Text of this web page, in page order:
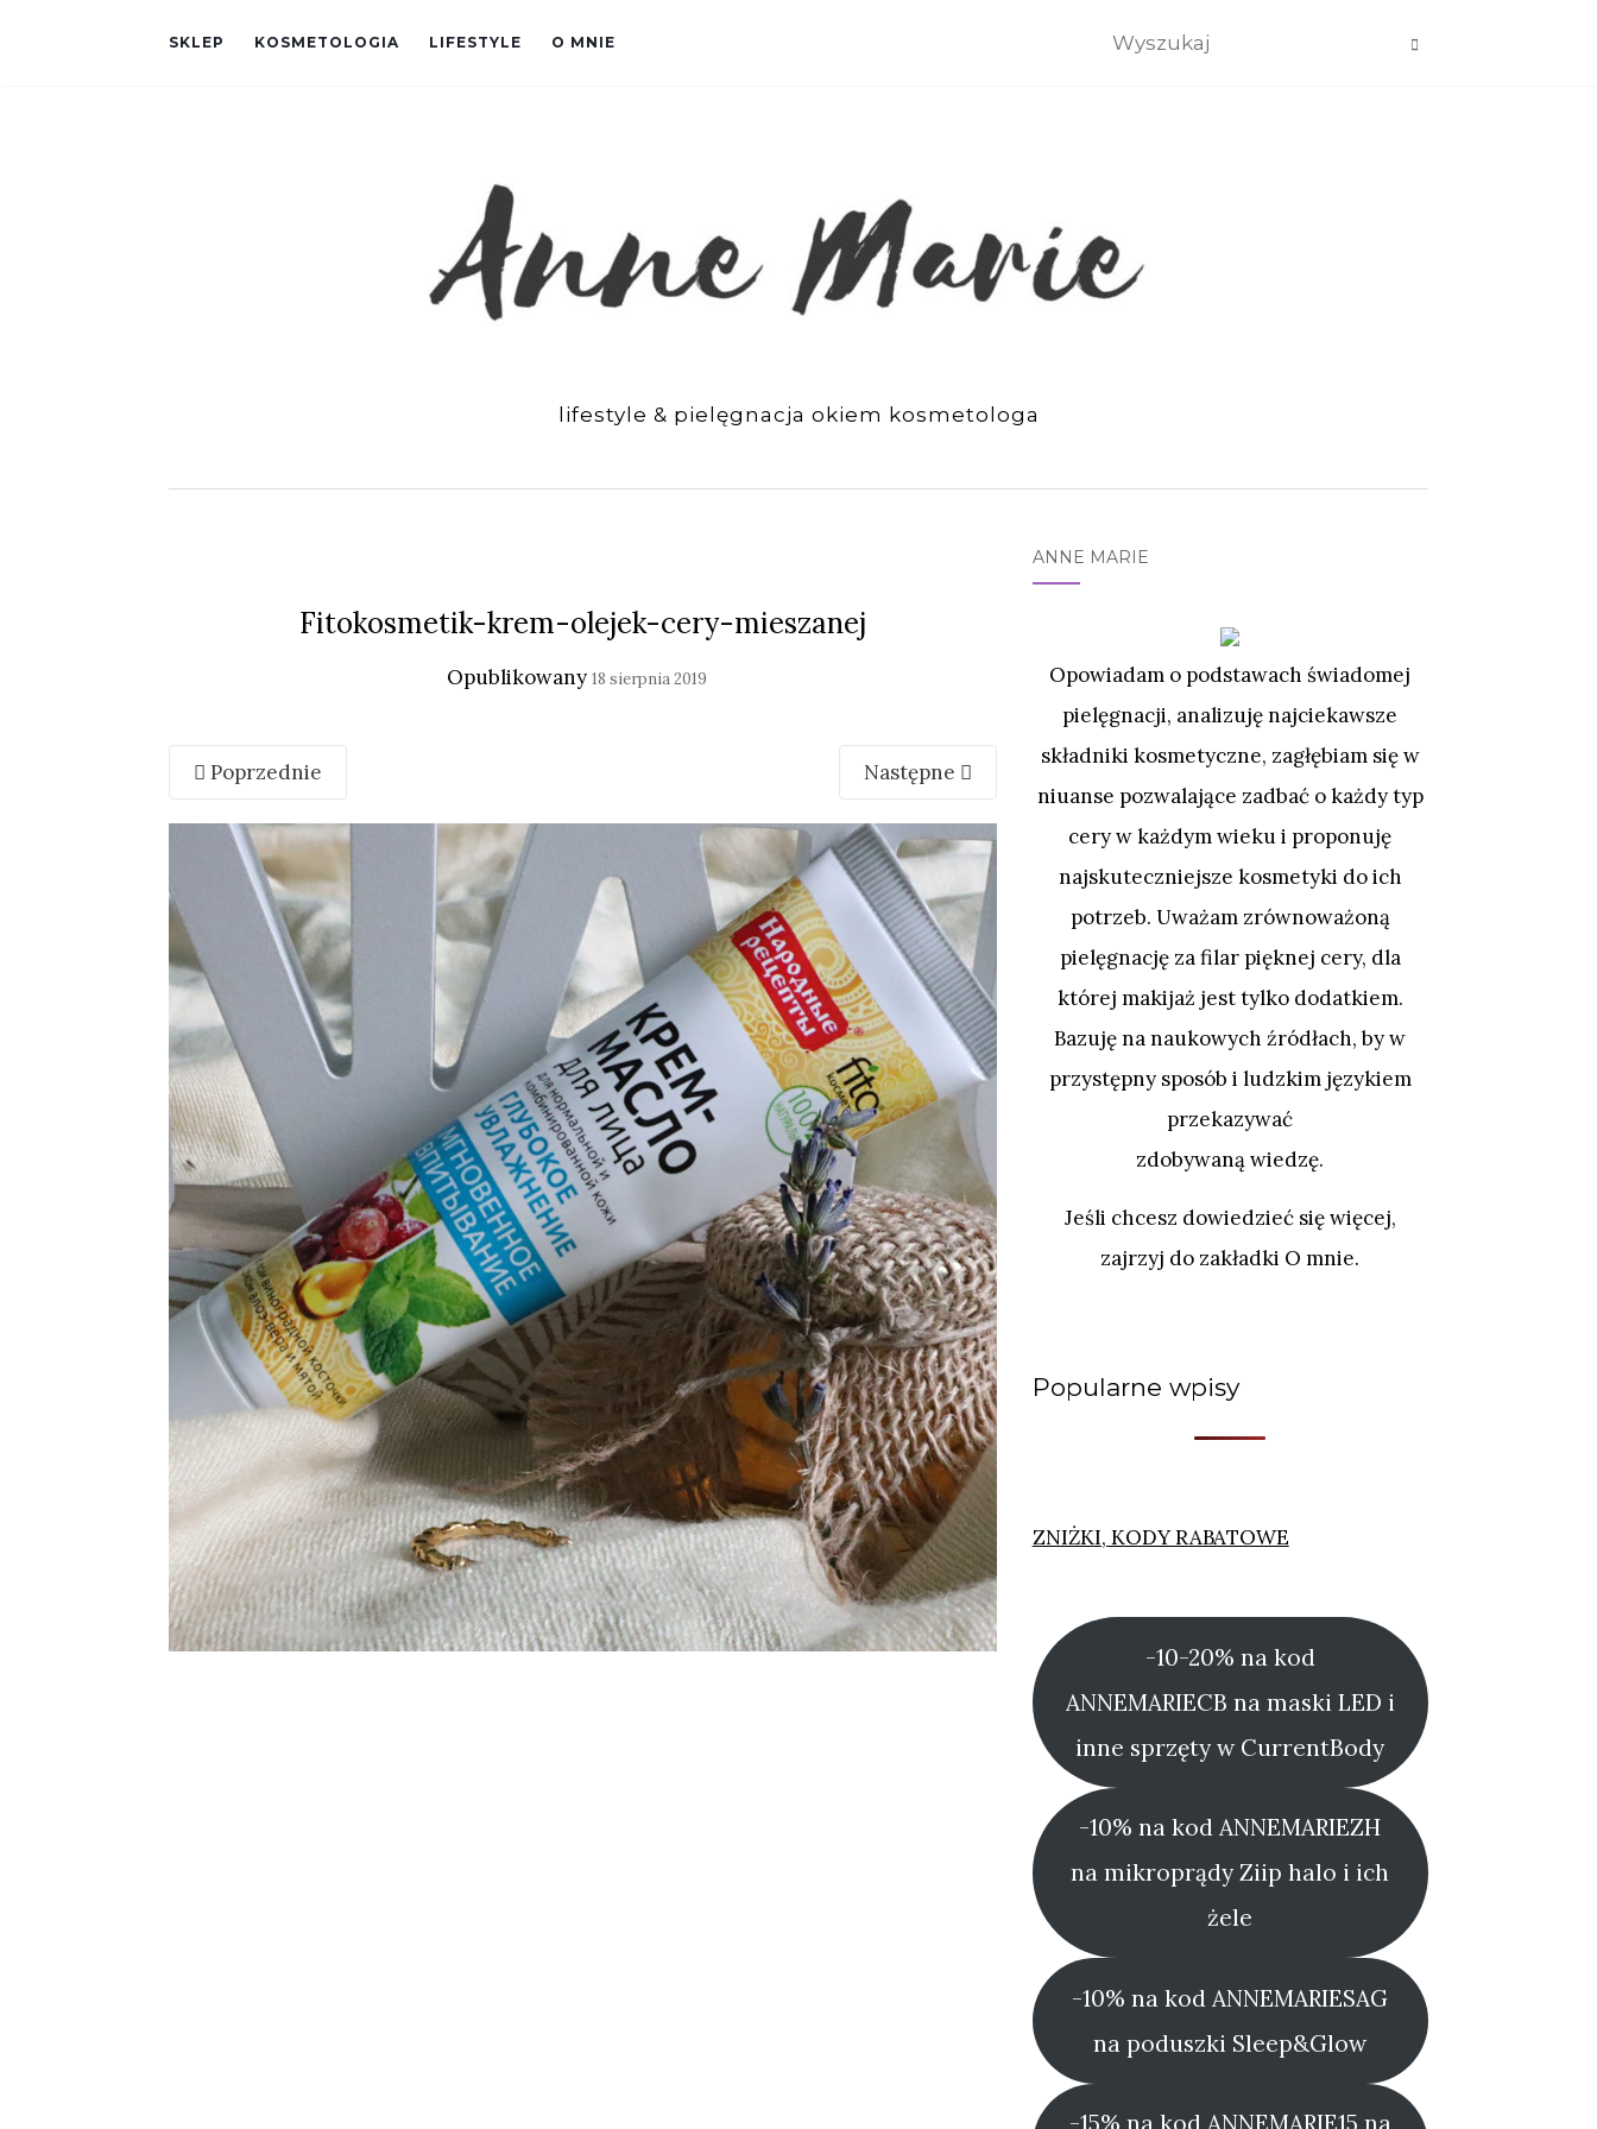
SKLEP KOSMETOLOGIA LIFESTYLE O MNIE
lifestyle & pielęgnacja okiem kosmetologa
Fitokosmetik-krem-olejek-cery-mieszanej
Opublikowany 18 sierpnia 2019
Poprzednie Następne
ANNE MARIE
Opowiadam o podstawach świadomej
pielęgnacji, analizuję najciekawsze
składniki kosmetyczne, zagłębiam się w
niuanse pozwalające zadbać o każdy typ
cery w każdym wieku i proponuję
najskuteczniejsze kosmetyki do ich
potrzeb. Uważam zrównoważoną
pielęgnację za filar pięknej cery, dla
której makijaż jest tylko dodatkiem.
Bazuję na naukowych źródłach, by w
przystępny sposób i ludzkim językiem
przekazywać
zdobywaną wiedzę.
Jeśli chcesz dowiedzieć się więcej,
zajrzyj do zakładki O mnie.
Popularne wpisy
ZNIŻKI, KODY RABATOWE
-10-20% na kod
ANNEMARIECB na maski LED i
inne sprzęty w CurrentBody
-10% na kod ANNEMARIEZH
na mikroprądy Ziip halo i ich
żele
-10% na kod ANNEMARIESAG
na poduszki Sleep&Glow